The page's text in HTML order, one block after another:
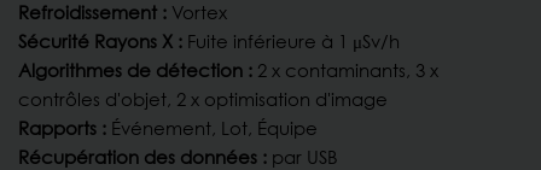
Refroidissement : Vortex
Sécurité Rayons X : Fuite inférieure à 1 μSv/h
Algorithmes de détection : 2 x contaminants, 3 x
contrôles d'objet, 2 x optimisation d'image
Rapports : Événement, Lot, Équipe
Récupération des données : par USB